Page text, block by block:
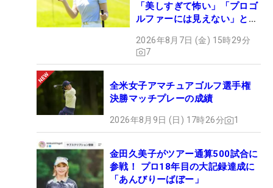
「美しすぎて怖い」「プロゴ
ルファーには見えない」とコ
2026年8月7日 (金) 15時29分
7
全米女子アマチュアゴルフ選手権
決勝マッチプレーの成績
2026年8月9日 (日) 17時26分 1
金田久美子がツアー通算500試合に
参戦！ プロ18年目の大記録達成に
「あんびりーばぼー」